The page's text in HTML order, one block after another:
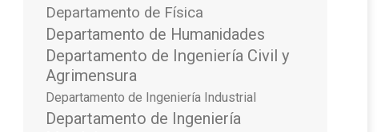
Departamento de Física
Departamento de Humanidades
Departamento de Ingeniería Civil y
Agrimensura
Departamento de Ingeniería Industrial
Departamento de Ingeniería